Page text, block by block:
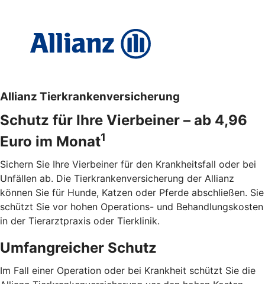
Allianz Tierkrankenversicherung
Schutz für Ihre Vierbeiner – ab 4,96
Euro im Monat1
Sichern Sie Ihre Vierbeiner für den Krankheitsfall oder bei
Unfällen ab. Die Tierkrankenversicherung der Allianz
können Sie für Hunde, Katzen oder Pferde abschließen. Sie
schützt Sie vor hohen Operations- und Behandlungskosten
in der Tierarztpraxis oder Tierklinik.
Umfangreicher Schutz
Im Fall einer Operation oder bei Krankheit schützt Sie die